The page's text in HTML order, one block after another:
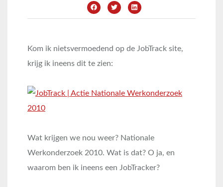
Kom ik nietsvermoedend op de JobTrack site,
krijg ik ineens dit te zien:
Wat krijgen we nou weer? Nationale
Werkonderzoek 2010. Wat is dat? O ja, en
waarom ben ik ineens een JobTracker?